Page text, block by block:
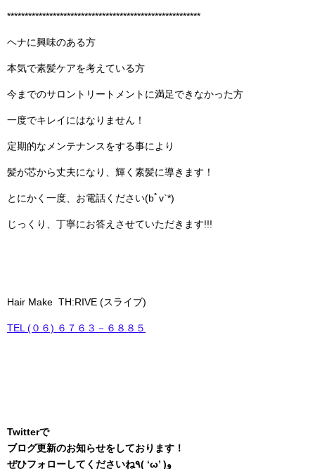
*******************************************************
ヘナに興味のある方
本気で素髪ケアを考えている方
今までのサロントリートメントに満足できなかった方
一度でキレイにはなりません！
定期的なメンテナンスをする事により
髪が芯から丈夫になり、輝く素髪に導きます！
とにかく一度、お電話ください(bﾟv`*)
じっくり、丁寧にお答えさせていただきます!!!
Hair Make TH:RIVE (スライブ)
TEL (０６) ６７６３－６８８５
Twitterで
ブログ更新のお知らせをしております！
ぜひフォローしてくださいね٩( ‘ω’ )و